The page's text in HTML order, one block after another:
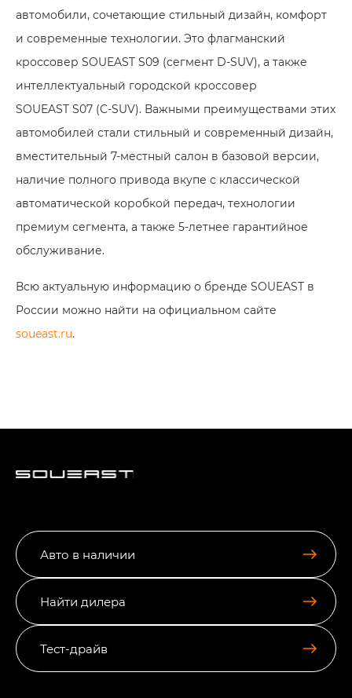
автомобили, сочетающие стильный дизайн, комфорт
и современные технологии. Это флагманский
кроссовер SOUEAST S09 (сегмент D-SUV), а также
интеллектуальный городской кроссовер
SOUEAST S07 (C-SUV). Важными преимуществами этих
автомобилей стали стильный и современный дизайн,
вместительный 7-местный салон в базовой версии,
наличие полного привода вкупе с классической
автоматической коробкой передач, технологии
премиум сегмента, а также 5-летнее гарантийное
обслуживание.
Всю актуальную информацию о бренде SOUEAST в
России можно найти на официальном сайте
soueast.ru.
Авто в наличии
Найти дилера
Тест-драйв